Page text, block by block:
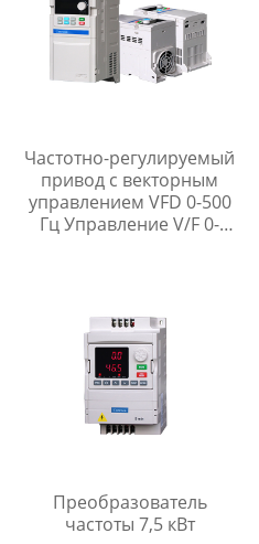
Частотно-регулируемый
привод с векторным
управлением VFD 0-500
Гц Управление V/F 0-
Преобразователь
частоты 7,5 кВт